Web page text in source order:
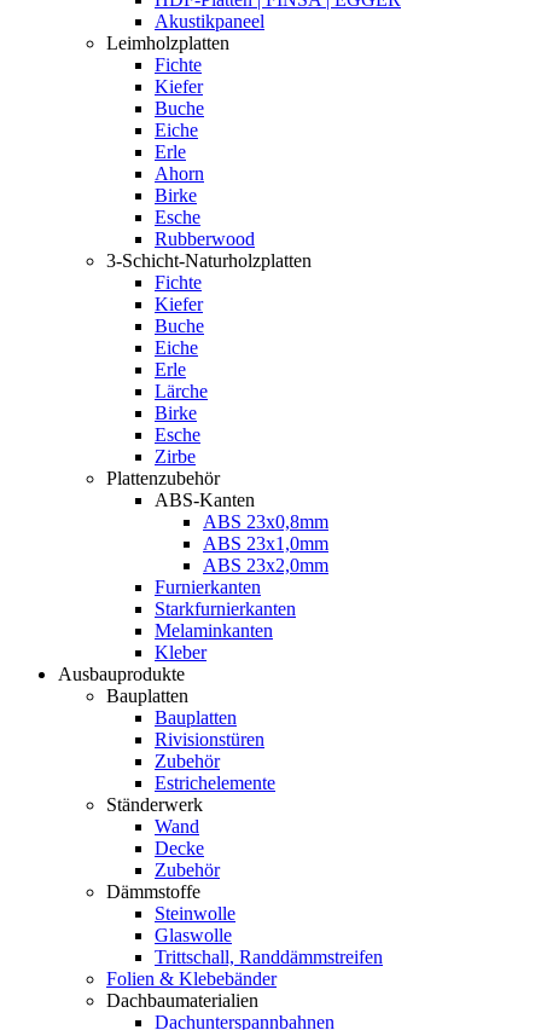
Akustikpaneel
Leimholzplatten
Fichte
Kiefer
Buche
Eiche
Erle
Ahorn
Birke
Esche
Rubberwood
3-Schicht-Naturholzplatten
Fichte
Kiefer
Buche
Eiche
Erle
Lärche
Birke
Esche
Zirbe
Plattenzubehör
ABS-Kanten
ABS 23x0,8mm
ABS 23x1,0mm
ABS 23x2,0mm
Furnierkanten
Starkfurnierkanten
Melaminkanten
Kleber
Ausbauprodukte
Bauplatten
Bauplatten
Rivisionstüren
Zubehör
Estrichelemente
Ständerwerk
Wand
Decke
Zubehör
Dämmstoffe
Steinwolle
Glaswolle
Trittschall, Randdämmstreifen
Folien & Klebebänder
Dachbaumaterialien
Dachunterspannbahnen